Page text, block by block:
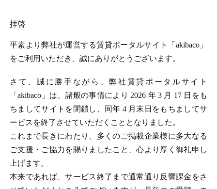
拝啓
平素より弊社が運営する賃貸ポータルサイト「akibaco」
をご利用いただき、誠にありがとうございます。
さて、誠に勝手ながら、弊社賃貸ポータルサイト
「akibaco」は、諸般の事情により 2026 年 3 月 17 日をも
ちましてサイトを閉鎖し、同年 4 月末日をもちましてサ
ービスを終了させていただくこととなりました。
これまで長きにわたり、多くのご掲載企業様に多大なる
ご支援・ご協力を賜りましたこと、心より厚く御礼申し
上げます。
本来であれば、サービス終了まで通常通り反響課金をさ